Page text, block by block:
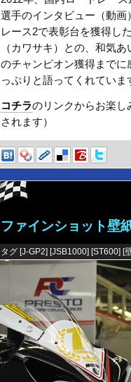
選手のインタビュー（動画
レース2で表彰台を獲得し
（カワサキ）との、和気
のチャンピオン獲得まで
っぷりと語ってくれていま
コチラのリンクからお楽し
されます）
ファインショット壁
タグ [J-GP2] [JSB1000] [ST600] [